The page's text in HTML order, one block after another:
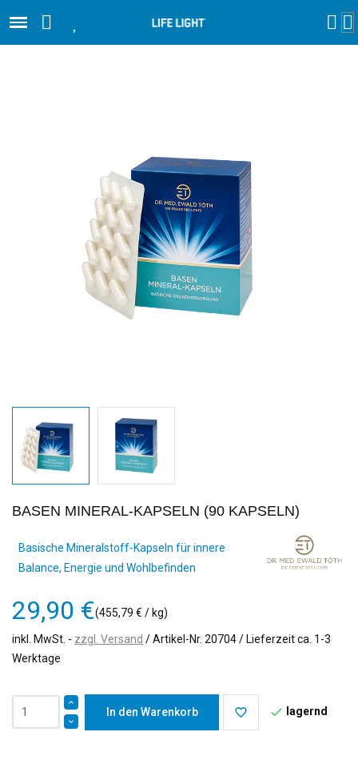
BASEN MINERAL-KAPSELN (90 KAPSELN)
Basische Mineralstoff-Kapseln für innere
Balance, Energie und Wohlbefinden
29,90 €(455,79 € / kg)
inkl. MwSt. zzgl. Versand / Artikel-Nr. 20704/ Lieferzeit ca. 1-3
Werktage
In den Warenkorb favorite_border  lagernd